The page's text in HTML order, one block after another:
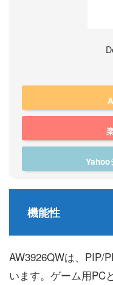
Yahoo
機能性
AW3926QWは、PIP/
います。ゲーム用PC